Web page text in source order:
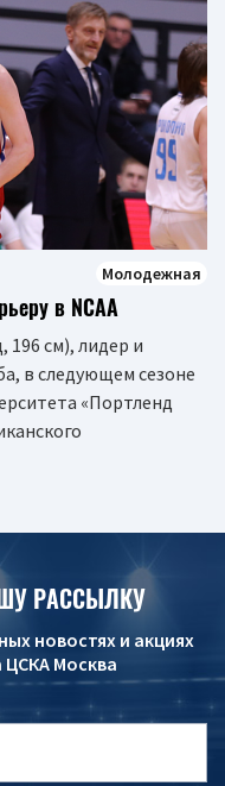
Молодежная
в NCAA
см), лидер и
в следующем сезоне
«Портленд
РАССЫЛКУ
новостях и акциях
ЦСКА Москва